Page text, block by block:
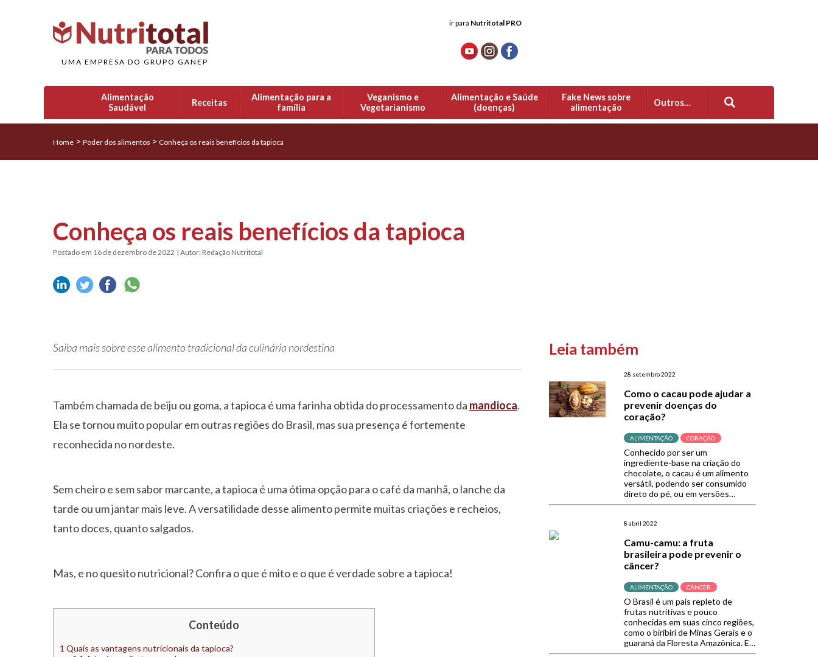
UMA EMPRESA DO GRUPO GANEP
ir para Nutritotal PRO
Alimentação
Saudável
Receitas
Alimentação para a
família
Veganismo e
Vegetarianismo
Alimentação e Saúde
(doenças)
Fake News sobre
alimentação
Outros…
Home > Poder dos alimentos > Conheça os reais benefícios da tapioca
Conheça os reais benefícios da tapioca
Postado em 16 de dezembro de 2022 | Autor: Redação Nutritotal
Saiba mais sobre esse alimento tradicional da culinária nordestina
Também chamada de beiju ou goma, a tapioca é uma farinha obtida do processamento da mandioca.
Ela se tornou muito popular em outras regiões do Brasil, mas sua presença é fortemente
reconhecida no nordeste.
Sem cheiro e sem sabor marcante, a tapioca é uma ótima opção para o café da manhã, o lanche da
tarde ou um jantar mais leve. A versatilidade desse alimento permite muitas criações e recheios,
tanto doces, quanto salgados.
Mas, e no quesito nutricional? Confira o que é mito e o que é verdade sobre a tapioca!
Conteúdo
1 Quais as vantagens nutricionais da tapioca?
Leia também
28 setembro 2022
Como o cacau pode ajudar a
prevenir doenças do
coração?
ALIMENTAÇÃO CORAÇÃO
Conhecido por ser um
ingrediente-base na criação do
chocolate, o cacau é um alimento
versátil, podendo ser consumido
direto do pé, ou em versões
propícias ao preparo de receitas,
dos trunfos por trás desse
nutricional. Rico em nutrientes
como zinco, […]
8 abril 2022
Camu-camu: a fruta
brasileira pode prevenir o
câncer?
ALIMENTAÇÃO CÂNCER
O Brasil é um país repleto de
frutas nutritivas e pouco
conhecidas em suas cinco regiões,
como o biribiri de Minas Gerais e o
guaraná da Floresta Amazônica. E
outro fruto que tem chamado a